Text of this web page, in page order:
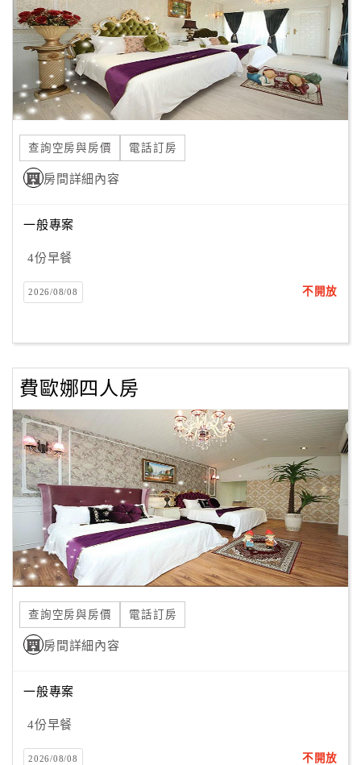
伴
計
商
品
宣
傳
查詢空房與房價 電話訂房
房間詳細內容
一般專案
4份早餐
2026/08/08 不開放
費歐娜四人房
查詢空房與房價 電話訂房
房間詳細內容
一般專案
4份早餐
2026/08/08 不開放